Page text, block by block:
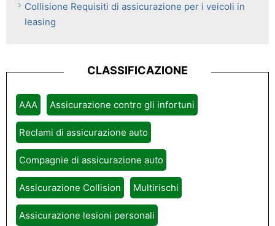
Collisione Requisiti di assicurazione per i veicoli in
leasing
CLASSIFICAZIONE
AAA Assicurazione contro gli infortuni
Reclami di assicurazione auto
Compagnie di assicurazione auto
Assicurazione Collision Multirischi
Assicurazione lesioni personali